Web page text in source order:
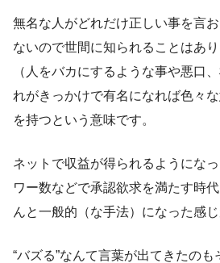
無名な人がどれだけ正しい事を言
ないので世間に知られることはあ
（人をバカにするような事や悪口
れがきっかけで有名になれば色々
を持つという意味です。
ネットで収益が得られるようにな
ワー数などで承認欲求を満たす時
んと一般的（な手法）になった感じ
“バズる”なんて言葉が出てきたの